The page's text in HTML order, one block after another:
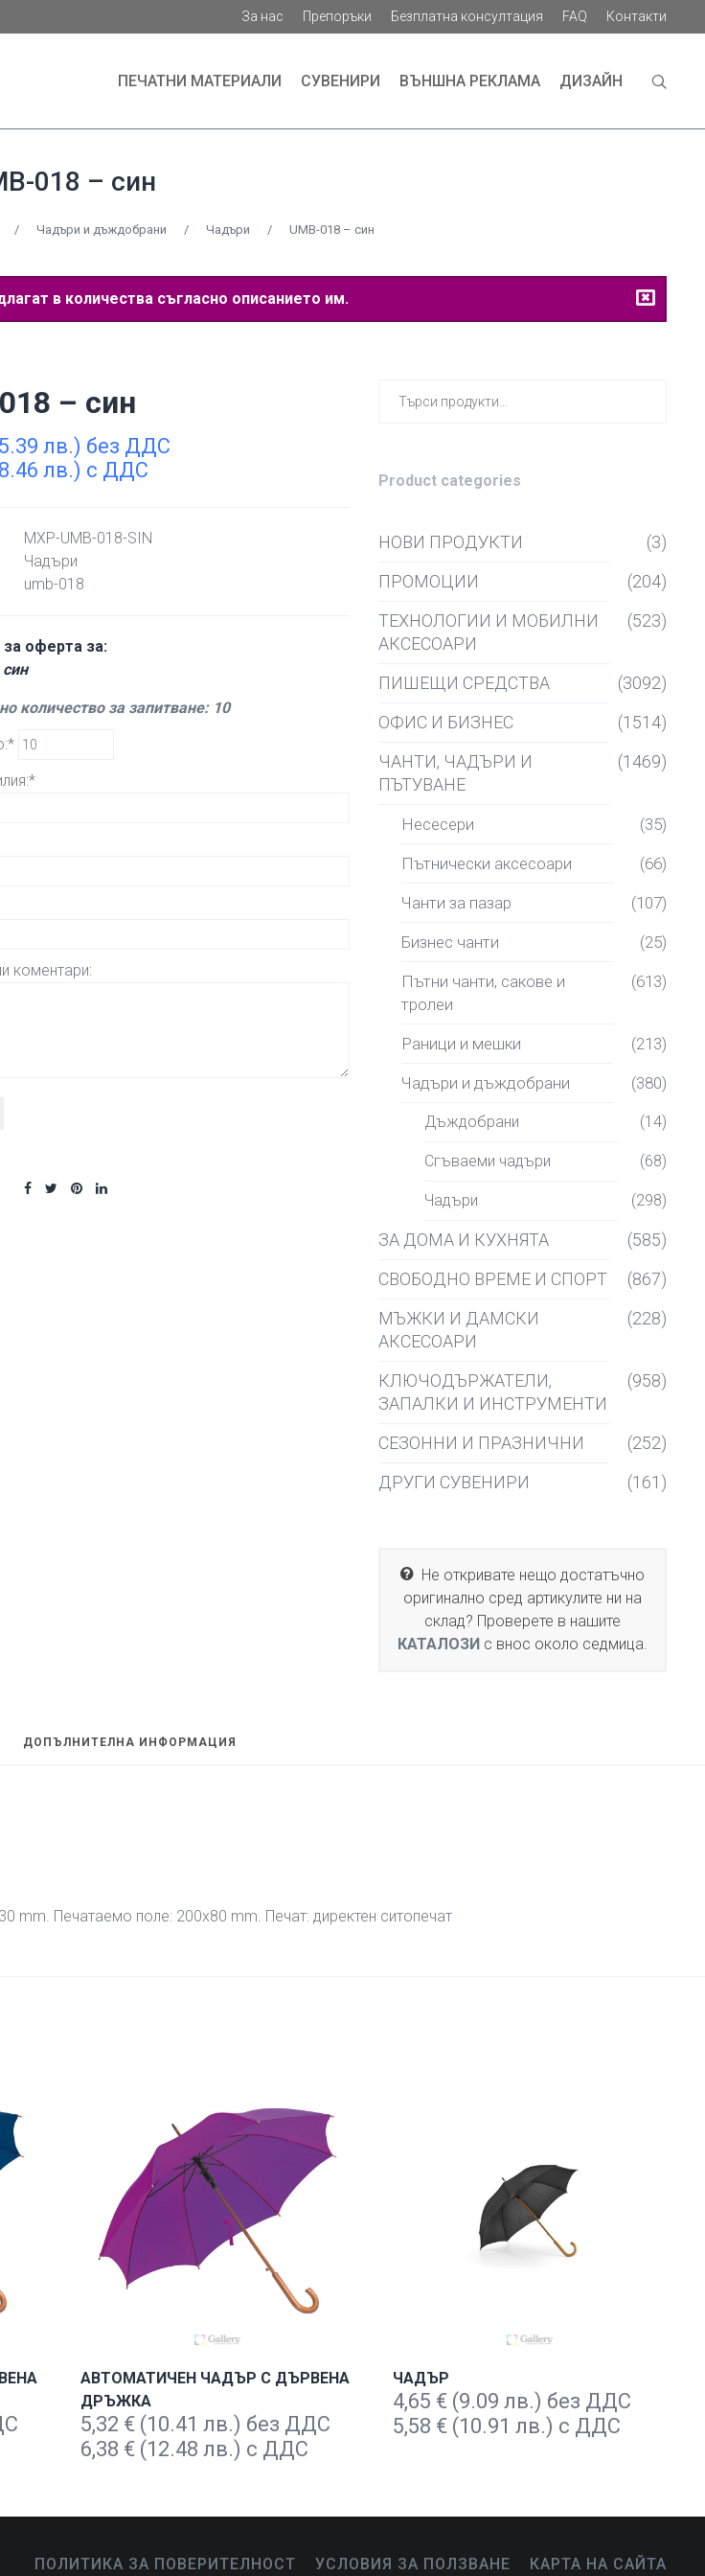
За нас Препоръки Безплатна консултация FAQ Контакти
ПЕЧАТНИ МАТЕРИАЛИ СУВЕНИРИ ВЪНШНА РЕКЛАМА ДИЗАЙН
018 – син
/ Чадъри и дъждобрани / Чадъри / UMB-018 – син
в количества съгласно описанието им.
– син
лв.) без ДДС
лв.) с ДДС
MXP-UMB-018-SIN
Чадъри
umb-018
за оферта за:
количество за запитване: 10
коментари:
Product categories
НОВИ ПРОДУКТИ
(3)
ПРОМОЦИИ
(204)
ТЕХНОЛОГИИ И МОБИЛНИ
АКСЕСОАРИ
(523)
ПИШЕЩИ СРЕДСТВА
(3092)
ОФИС И БИЗНЕС
(1514)
ЧАНТИ, ЧАДЪРИ И
ПЪТУВАНЕ
(1469)
Несесери (35)
Пътнически аксесоари (66)
Чанти за пазар (107)
Бизнес чанти (25)
Пътни чанти, сакове и
тролеи
(613)
Раници и мешки (213)
Чадъри и дъждобрани (380)
Дъждобрани (14)
Сгъваеми чадъри (68)
Чадъри (298)
ЗА ДОМА И КУХНЯТА
(585)
СВОБОДНО ВРЕМЕ И СПОРТ
(867)
МЪЖКИ И ДАМСКИ
АКСЕСОАРИ
(228)
КЛЮЧОДЪРЖАТЕЛИ,
ЗАПАЛКИ И ИНСТРУМЕНТИ
(958)
СЕЗОННИ И ПРАЗНИЧНИ
(252)
ДРУГИ СУВЕНИРИ
(161)
Не откривате нещо достатъчно
оригинално сред артикулите ни на
склад? Проверете в нашите
КАТАЛОЗИ с внос около седмица.
ДОПЪЛНИТЕЛНА ИНФОРМАЦИЯ
Печатаемо поле: 200х80 mm. Печат: директен ситопечат
АВТОМАТИЧЕН ЧАДЪР С ДЪРВЕНА
ДРЪЖКА
5,32 € (10.41 лв.) без ДДС
6,38 € (12.48 лв.) с ДДС
ЧАДЪР
4,65 € (9.09 лв.) без ДДС
5,58 € (10.91 лв.) с ДДС
ПОЛИТИКА ЗА ПОВЕРИТЕЛНОСТ УСЛОВИЯ ЗА ПОЛЗВАНЕ КАРТА НА САЙТА